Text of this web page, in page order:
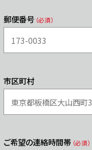
郵便番号 （必須）
市区町村
ご希望の連絡時間帯 （必須）